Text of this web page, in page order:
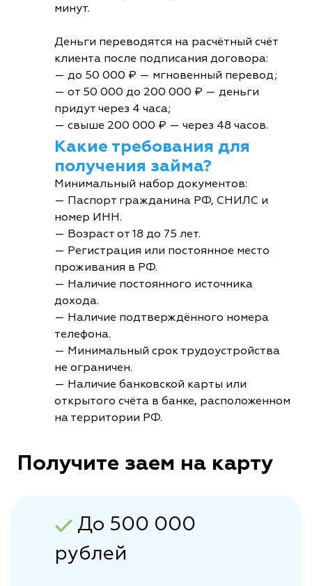
минут.
Деньги переводятся на расчётный счёт
клиента после подписания договора:
— до 50 000 ₽ — мгновенный перевод;
— от 50 000 до 200 000 ₽ — деньги
придут через 4 часа;
— свыше 200 000 ₽ — через 48 часов.
Какие требования для
получения займа?
Минимальный набор документов:
— Паспорт гражданина РФ, СНИЛС и
номер ИНН.
— Возраст от 18 до 75 лет.
— Регистрация или постоянное место
проживания в РФ.
— Наличие постоянного источника
дохода.
— Наличие подтверждённого номера
телефона.
— Минимальный срок трудоустройства
не ограничен.
— Наличие банковской карты или
открытого счёта в банке, расположенном
на территории РФ.
Получите заем на карту
До 500 000
рублей